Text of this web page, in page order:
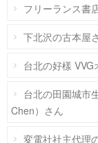
フリーランス書
下北沢の古本屋
台北の好樣
台北の田園城市
Chen）さん
変電社社主代理